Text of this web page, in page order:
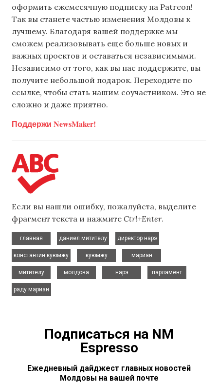
оформить ежемесячную подписку на Patreon!
Так вы станете частью изменения Молдовы к
лучшему. Благодаря вашей поддержке мы
сможем реализовывать еще больше новых и
важных проектов и оставаться независимыми.
Независимо от того, как вы нас поддержите, вы
получите небольшой подарок. Переходите по
ссылке, чтобы стать нашим соучастником. Это не
сложно и даже приятно.
Поддержи NewsMaker!
Если вы нашли ошибку, пожалуйста, выделите
фрагмент текста и нажмите Ctrl+Enter.
главная
даниел митителу
директор нарэ
константин куюмжу
куюмжу
мариан
митителу
молдова
нарэ
парламент
раду мариан
Подписаться на NM
Espresso
Ежедневный дайджест главных новостей
Молдовы на вашей почте